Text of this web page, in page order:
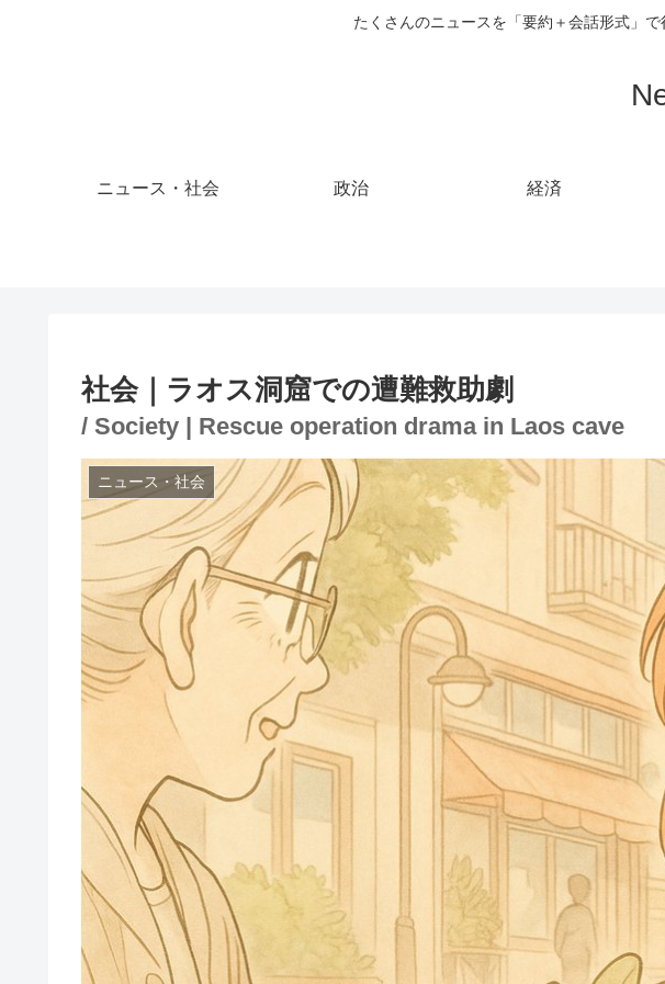
たくさんのニュースを「要約＋会話形式」
ニュース・社会 政治 経済
社会｜ラオス洞窟での遭難救助劇
/ Society | Rescue operation drama in Laos cave
ニュース・社会